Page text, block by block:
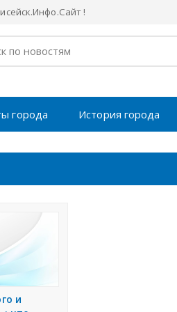
!
города История города
и